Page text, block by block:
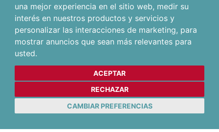
una mejor experiencia en el sitio web, medir su
interés en nuestros productos y servicios y
personalizar las interacciones de marketing, para
mostrar anuncios que sean más relevantes para
usted.
ACEPTAR
RECHAZAR
CAMBIAR PREFERENCIAS